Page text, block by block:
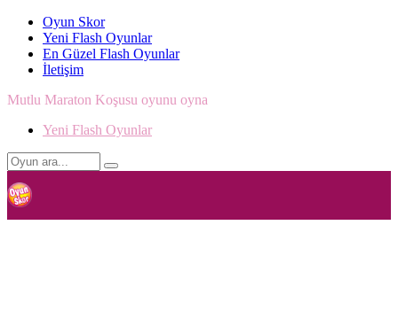
Oyun Skor
Yeni Flash Oyunlar
En Güzel Flash Oyunlar
İletişim
Mutlu Maraton Koşusu oyunu oyna
Yeni Flash Oyunlar